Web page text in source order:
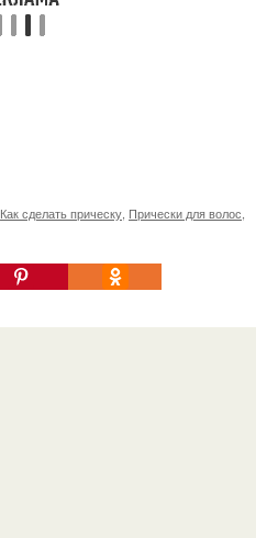
Как сделать прическу Прически для волос